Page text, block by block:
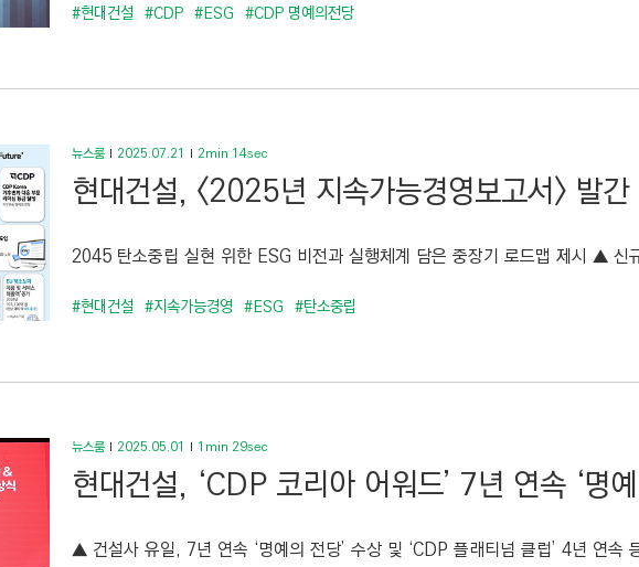
#현대건설 #CDP #ESG #CDP 명예의전당
뉴스룸 2025.07.21 2min 14sec
현대건설, <2025년 지속가능경영보고서> 발간
2045 탄소중립 실현 위한 ESG 비전과 실행체계 담은 중장기 로드맵 제시 ▲ 신
#현대건설 #지속가능경영 #ESG #탄소중립
뉴스룸 2025.05.01 1min 29sec
현대건설, ‘CDP 코리아 어워드’ 7년 연속 ‘명
▲ 건설사 유일, 7년 연속 ‘명예의 전당’ 수상 및 ‘CDP 플래티넘 클럽’ 4년 연속